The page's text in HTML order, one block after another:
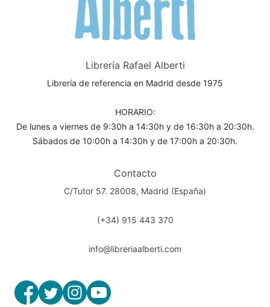
Librería Rafael Alberti
Librería de referencia en Madrid desde 1975
HORARIO:
De lunes a viernes de 9:30h a 14:30h y de 16:30h a 20:30h.
Sábados de 10:00h a 14:30h y de 17:00h a 20:30h.
Contacto
C/Tutor 57. 28008, Madrid (España)
(+34) 915 443 370
info@libreriaalberti.com